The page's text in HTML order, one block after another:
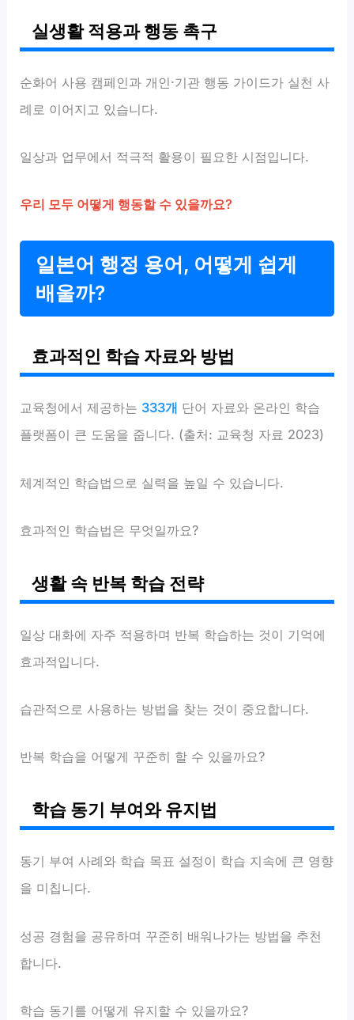
실생활 적용과 행동 촉구
순화어 사용 캠페인과 개인·기관 행동 가이드가 실천 사
례로 이어지고 있습니다.
일상과 업무에서 적극적 활용이 필요한 시점입니다.
우리 모두 어떻게 행동할 수 있을까요?
일본어 행정 용어, 어떻게 쉽게
배울까?
효과적인 학습 자료와 방법
교육청에서 제공하는 333개 단어 자료와 온라인 학습
플랫폼이 큰 도움을 줍니다. (출처: 교육청 자료 2023)
체계적인 학습법으로 실력을 높일 수 있습니다.
효과적인 학습법은 무엇일까요?
생활 속 반복 학습 전략
일상 대화에 자주 적용하며 반복 학습하는 것이 기억에
효과적입니다.
습관적으로 사용하는 방법을 찾는 것이 중요합니다.
반복 학습을 어떻게 꾸준히 할 수 있을까요?
학습 동기 부여와 유지법
동기 부여 사례와 학습 목표 설정이 학습 지속에 큰 영향
을 미칩니다.
성공 경험을 공유하며 꾸준히 배워나가는 방법을 추천
합니다.
학습 동기를 어떻게 유지할 수 있을까요?